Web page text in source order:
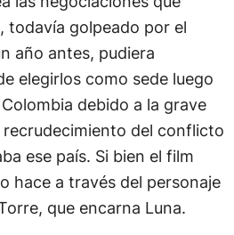
todavía golpeado por el
año antes, pudiera
elegirlos como sede luego
debido a la grave
del conflicto
ese país. Si bien el film
hace a través del personaje
que encarna Luna.